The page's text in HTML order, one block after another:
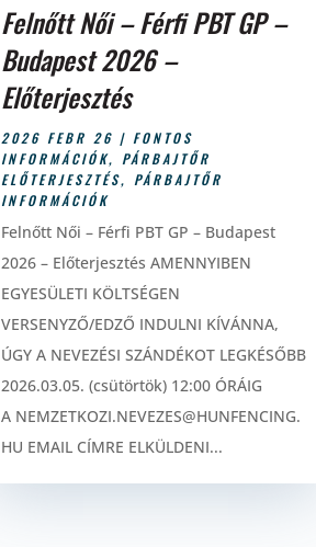
Felnőtt Női – Férfi PBT GP –
Budapest 2026 –
Előterjesztés
2026 FEBR 26 | FONTOS
INFORMÁCIÓK, PÁRBAJTŐR
ELŐTERJESZTÉS, PÁRBAJTŐR
INFORMÁCIÓK
Felnőtt Női – Férfi PBT GP – Budapest
2026 – Előterjesztés AMENNYIBEN
EGYESÜLETI KÖLTSÉGEN
VERSENYZŐ/EDZŐ INDULNI KÍVÁNNA,
ÚGY A NEVEZÉSI SZÁNDÉKOT LEGKÉSŐBB
2026.03.05. (csütörtök) 12:00 ÓRÁIG
A NEMZETKOZI.NEVEZES@HUNFENCING.
HU EMAIL CÍMRE ELKÜLDENI...